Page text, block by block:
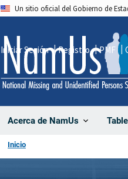
Un sitio oficial del Gobierno de
Acerca de NamUs
Iniciar Sesión Registro PMF
Inicio